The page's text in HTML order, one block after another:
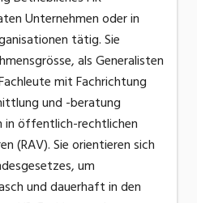
Unternehmen oder in
tätig. Sie
als Generalisten
mit Fachrichtung
und -beratung
in öffentlich-rechtlichen
(RAV). Sie orientieren sich
um
und dauerhaft in den